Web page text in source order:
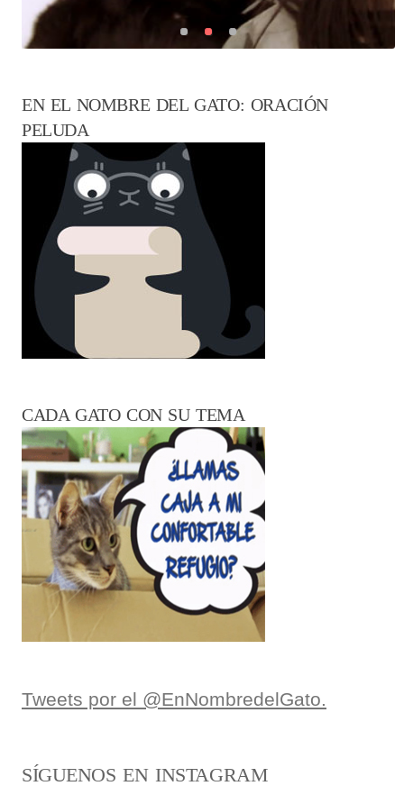
EN EL NOMBRE DEL GATO: ORACIÓN
PELUDA
CADA GATO CON SU TEMA
Tweets por el @EnNombredelGato.
SÍGUENOS EN INSTAGRAM